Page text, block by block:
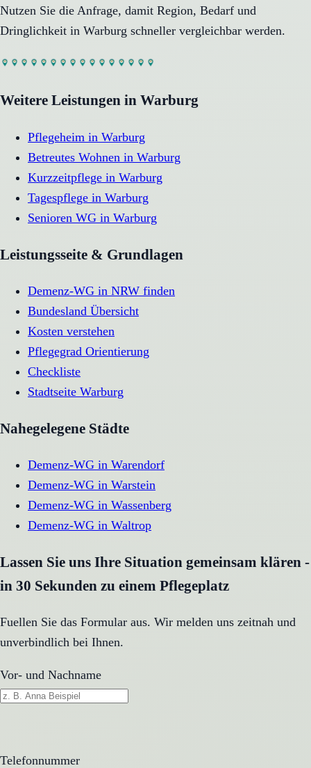
Nutzen Sie die Anfrage, damit Region, Bedarf und
Dringlichkeit in Warburg schneller vergleichbar werden.
Weitere Leistungen in Warburg
Pflegeheim in Warburg
Betreutes Wohnen in Warburg
Kurzzeitpflege in Warburg
Tagespflege in Warburg
Senioren WG in Warburg
Leistungsseite & Grundlagen
Demenz-WG in NRW finden
Bundesland Übersicht
Kosten verstehen
Pflegegrad Orientierung
Checkliste
Stadtseite Warburg
Nahegelegene Städte
Demenz-WG in Warendorf
Demenz-WG in Warstein
Demenz-WG in Wassenberg
Demenz-WG in Waltrop
Lassen Sie uns Ihre Situation gemeinsam klären -
in 30 Sekunden zu einem Pflegeplatz
Fuellen Sie das Formular aus. Wir melden uns zeitnah und
unverbindlich bei Ihnen.
Vor- und Nachname
Telefonnummer